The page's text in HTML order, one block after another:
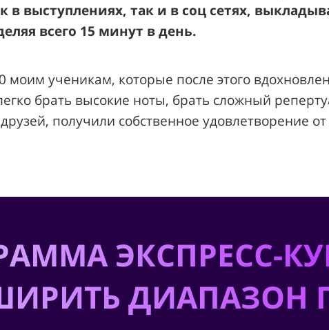
в выступлениях, так и в соц сетях,
всего 15 минут в день.
моим ученикам, которые после этого
брать высокие ноты, брать сложный
получили собственное удовлетворение от
ЭКСПРЕСС-
ДИАПАЗОН